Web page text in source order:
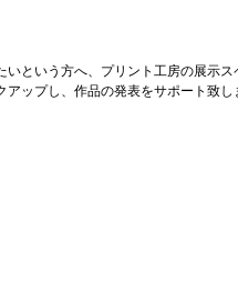
という方へ、プリント工房の展示ス
ップし、作品の発表をサポート致し